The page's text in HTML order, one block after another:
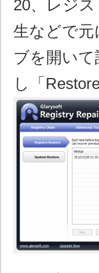
20、レジ
生などで元
ブを開い
し「